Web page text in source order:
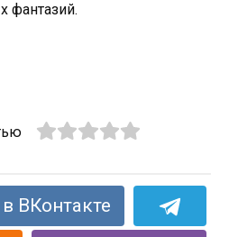
фантазий.
ВКонтакте